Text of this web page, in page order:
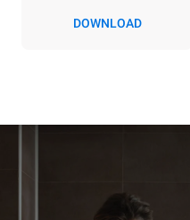
假设每天使用烤箱(365天/年)：
DOWNLOAD